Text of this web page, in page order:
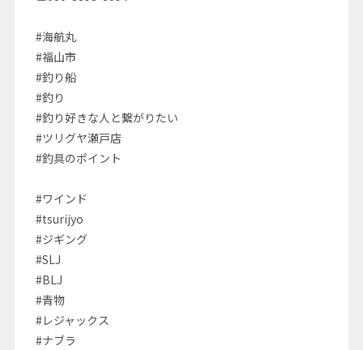
#海航丸
#福山市
#釣り船
#釣り
#釣り好きな人と繋がりたい
#ツリグヤ瀬戸店
#釣具のポイント
#ワインド
#tsurijyo
#ジギング
#SLJ
#BLJ
#青物
#レジャックス
#ナブラ